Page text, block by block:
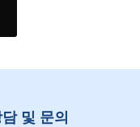
및 문의